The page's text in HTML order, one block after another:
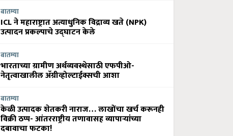
बातम्या
ICL ने महाराष्ट्रात अत्याधुनिक विद्राव्य खते (NPK)
उत्पादन प्रकल्पाचे उद्घाटन केले
बातम्या
भारताच्या ग्रामीण अर्थव्यवस्थेसाठी एफपीओ-
नेतृत्वाखालील अ‍ॅग्रीव्होल्टाईक्सची आशा
बातम्या
केळी उत्पादक शेतकरी नाराज… लाखोंचा खर्च करूनही
विक्री ठप्प- आंतरराष्ट्रीय तणावासह व्यापाऱ्यांच्या
दबावाचा फटका!